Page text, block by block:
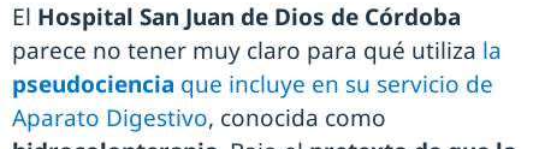
El Hospital San Juan de Dios de Córdoba
parece no tener muy claro para qué utiliza la
pseudociencia que incluye en su servicio de
Aparato Digestivo, conocida como